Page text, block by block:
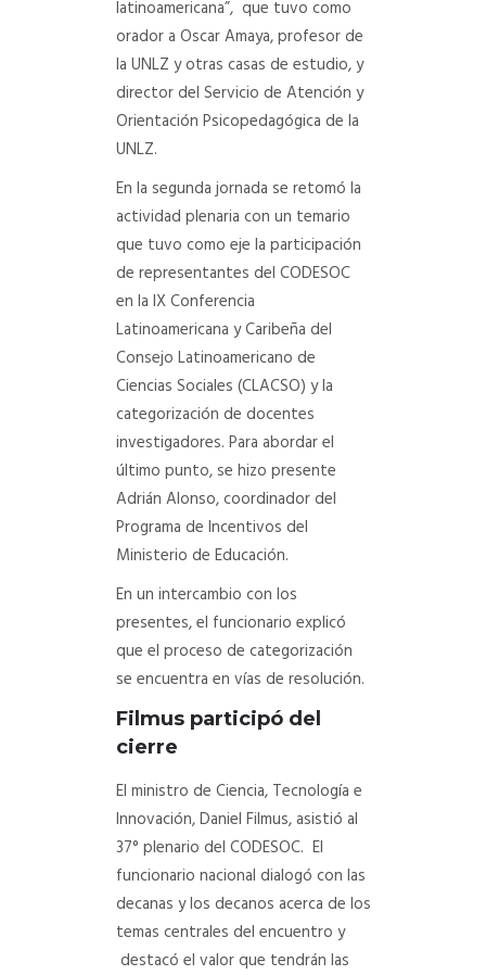
latinoamericana”, que tuvo como
orador a Oscar Amaya, profesor de
la UNLZ y otras casas de estudio, y
director del Servicio de Atención y
Orientación Psicopedagógica de la
UNLZ.
En la segunda jornada se retomó la
actividad plenaria con un temario
que tuvo como eje la participación
de representantes del CODESOC
en la IX Conferencia
Latinoamericana y Caribeña del
Consejo Latinoamericano de
Ciencias Sociales (CLACSO) y la
categorización de docentes
investigadores. Para abordar el
último punto, se hizo presente
Adrián Alonso, coordinador del
Programa de Incentivos del
Ministerio de Educación.
En un intercambio con los
presentes, el funcionario explicó
que el proceso de categorización
se encuentra en vías de resolución.
Filmus participó del
cierre
El ministro de Ciencia, Tecnología e
Innovación, Daniel Filmus, asistió al
37° plenario del CODESOC. El
funcionario nacional dialogó con las
decanas y los decanos acerca de los
temas centrales del encuentro y
destacó el valor que tendrán las